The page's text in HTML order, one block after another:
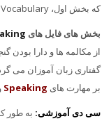
که بخش اول، Grammar, Vocabulary و در نهایت Pronunciation میباشد.
بخش های فایل های
از مکالمه ها و دارا بودن
گفتاری زبان آموزان می
بر مهارت های Speaking
سی دی آموزشی: به طور